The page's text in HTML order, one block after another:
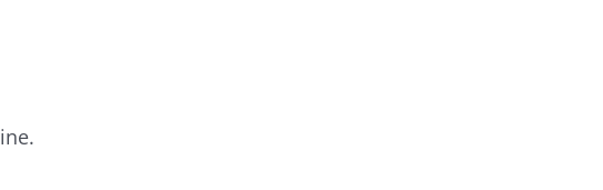
rietsuiker, citroensap, pectine.